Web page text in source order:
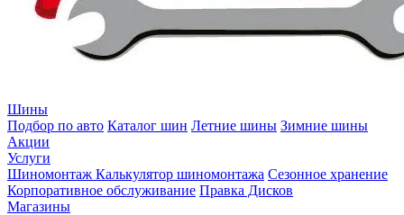
Шины
Подбор по авто Каталог шин Летние шины Зимние шины
Акции
Услуги
Шиномонтаж Калькулятор шиномонтажа Сезонное хранение
Корпоративное обслуживание Правка Дисков
Магазины